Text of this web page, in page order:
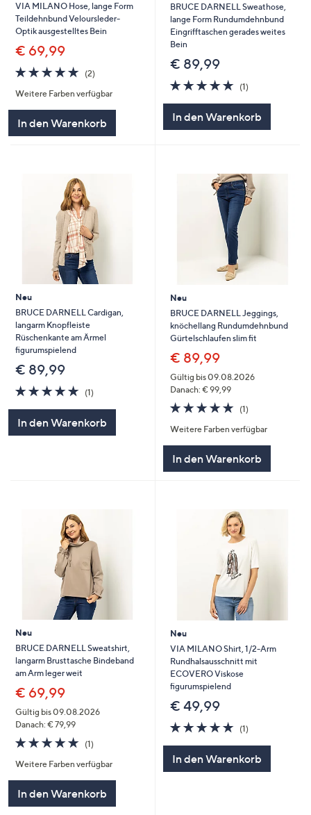
VIA MILANO Hose, lange Form
Teildehnbund Veloursleder-
Optik ausgestelltes Bein
€ 69,99
5.0
von
5
(2)2
Weitere Farben verfügbar
In den Warenkorb
BRUCE DARNELL Sweathose,
lange Form Rundumdehnbund
Eingrifftaschen gerades weites
Bein
€ 89,99
5.0
von
(1)1
In den Warenkorb
Neu
BRUCE DARNELL Cardigan,
langarm Knopfleiste
Rüschenkante am Ärmel
figurumspielend
€ 89,99
5.0
von
(1)1
In den Warenkorb
Neu
BRUCE DARNELL Jeggings,
knöchellang Rundumdehnbund
Gürtelschlaufen slim fit
€ 89,99
Gültig bis 09.08.2026
Danach: € 99,99
5.0
von
5
(1)1
Weitere Farben verfügbar
In den Warenkorb
Neu
BRUCE DARNELL Sweatshirt,
langarm Brusttasche Bindeband
am Arm leger weit
€ 69,99
Gültig bis 09.08.2026
Danach: € 79,99
5.0
von
5
(1)1
Weitere Farben verfügbar
In den Warenkorb
Neu
VIA MILANO Shirt, 1/2-Arm
Rundhalsausschnitt mit
ECOVERO Viskose
figurumspielend
€ 49,99
5.0
von
(1)1
In den Warenkorb